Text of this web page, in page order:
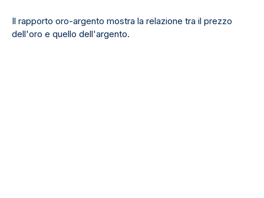
Il rapporto oro-argento mostra la relazione tra il prezzo
dell'oro e quello dell'argento.